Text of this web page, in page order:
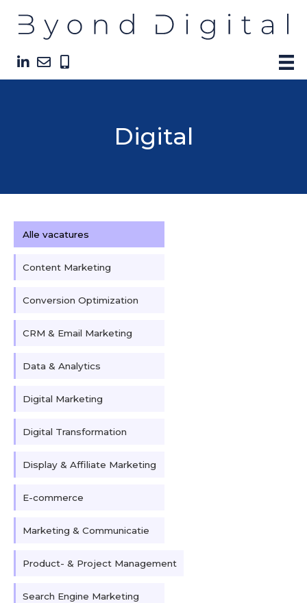
Digital
Alle vacatures
Content Marketing
Conversion Optimization
CRM & Email Marketing
Data & Analytics
Digital Marketing
Digital Transformation
Display & Affiliate Marketing
E-commerce
Marketing & Communicatie
Product- & Project Management
Search Engine Marketing